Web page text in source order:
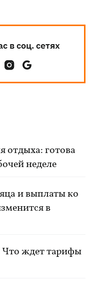
в соц. сетях
отдыха: готова
неделе
и выплаты ко
в
ждет тарифы